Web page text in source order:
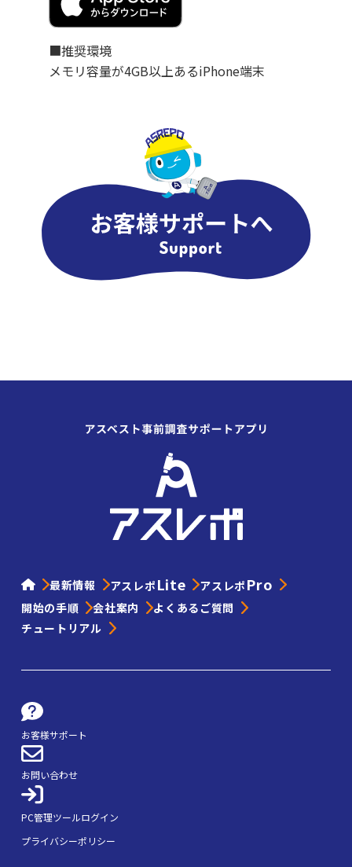
■推奨環境
メモリ容量が4GB以上あるiPhone端末
最新情報 アスレポ Lite アスレポ Pro
開始の手順 会社案内
よくあるご質問
チュートリアル
お客様サポート
お問い合わせ
PC管理ツールログイン
プライバシーポリシー